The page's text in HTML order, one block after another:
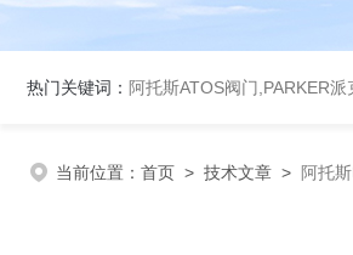
热门关键词： 阿托斯ATOS阀门,PARKER派
当前位置： 首页 > 技术文章 > 阿托